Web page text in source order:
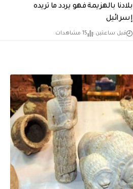
بلادنا بالهزيمة فهو يردد ما تريده
إسرائيل
قبل ساعتين 15 مشاهدات